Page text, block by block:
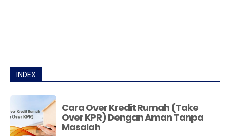
INDEX
Cara Over Kredit Rumah (Take
Over KPR) Dengan Aman Tanpa
Masalah